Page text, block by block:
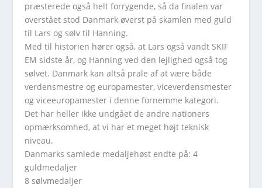
præsterede også helt forrygende, så da finalen var
overstået stod Danmark øverst på skamlen med guld
til Lars og sølv til Hanning.
Med til historien hører også, at Lars også vandt SKIF
EM sidste år, og Hanning ved den lejlighed også tog
sølvet. Danmark kan altså prale af at være både
verdensmestre og europamester, viceverdensmester
og viceeuropamester i denne fornemme kategori.
Det har heller ikke undgået de andre nationers
opmærksomhed, at vi har et meget højt teknisk
niveau.
Danmarks samlede medaljehøst endte på: 4
guldmedaljer
8 sølvmedaljer